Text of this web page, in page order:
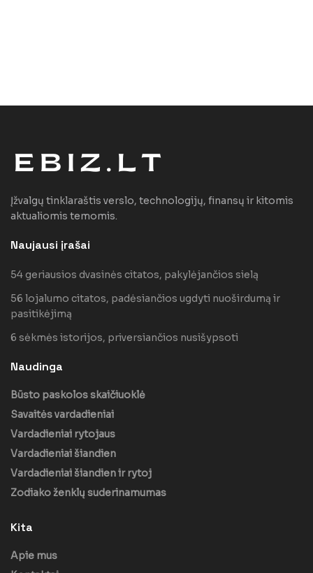
Įžvalgų tinklaraštis verslo, technologijų, finansų ir kitomis
aktualiomis temomis.
Naujausi įrašai
54 geriausios dvasinės citatos, pakylėjančios sielą
56 lojalumo citatos, padėsiančios ugdyti nuoširdumą ir
pasitikėjimą
6 sėkmės istorijos, priversiančios nusišypsoti
Naudinga
Būsto paskolos skaičiuoklė
Savaitės vardadieniai
Vardadieniai rytojaus
Vardadieniai šiandien
Vardadieniai šiandien ir rytoj
Zodiako ženklų suderinamumas
Kita
Apie mus